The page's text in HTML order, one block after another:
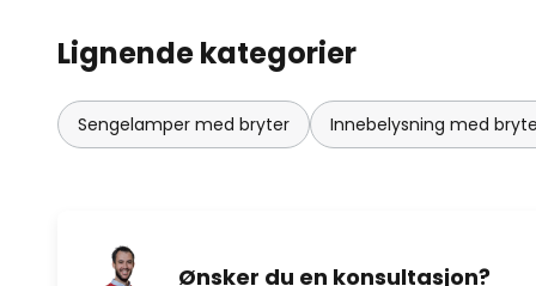
Lignende kategorier
Sengelamper med bryter Innebelysning med
Ønsker du en konsultasjon?